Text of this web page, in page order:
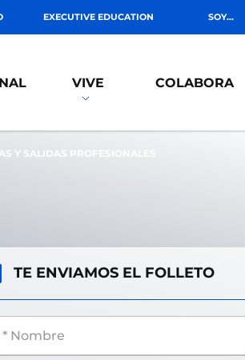
EXECUTIVE EDUCATION SOY...
VIVE COLABORA
Y SALIDAS PROFESIONALES
TE ENVIAMOS EL FOLLETO